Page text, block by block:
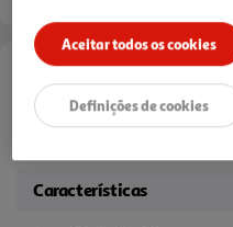
Informações de Marketing
Características
Aceitar todos os cookies
Definições de cookies